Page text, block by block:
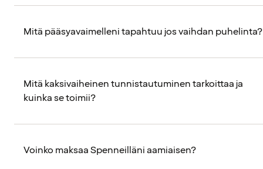
Mitä pääsyavaimelleni tapahtuu jos vaihdan puhelinta?
Mitä kaksivaiheinen tunnistautuminen tarkoittaa ja
kuinka se toimii?
Voinko maksaa Spenneilläni aamiaisen?